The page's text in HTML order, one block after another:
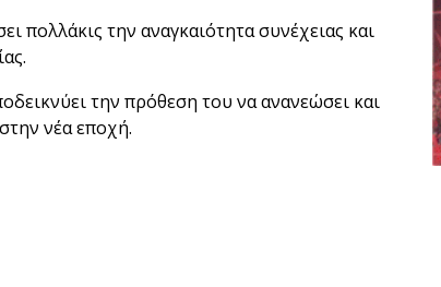
πολλάκις την αναγκαιότητα συνέχειας και
την πρόθεση του να ανανεώσει και
νέα εποχή.